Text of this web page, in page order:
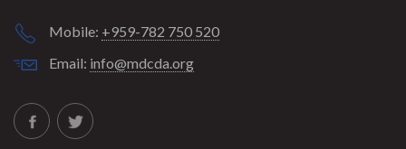
Mobile: +959-782 750 520
Email: info@mdcda.org